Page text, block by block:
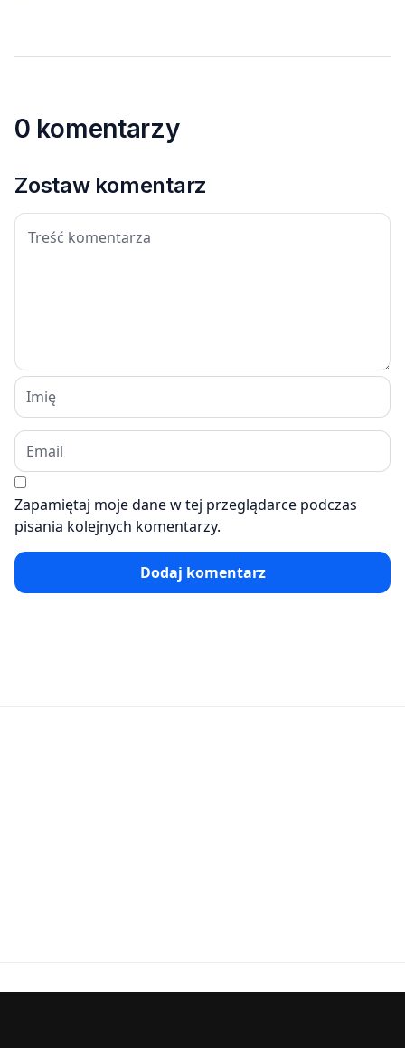
0 komentarzy
Zostaw komentarz
Zapamiętaj moje dane w tej przeglądarce podczas
pisania kolejnych komentarzy.
Dodaj komentarz